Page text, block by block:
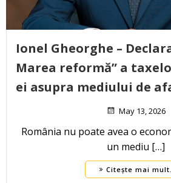
Ionel Gheorghe –
Marea reformă” a
ei asupra mediului de
May 13, 2026
România nu poate avea o
un mediu […]
Citește mai